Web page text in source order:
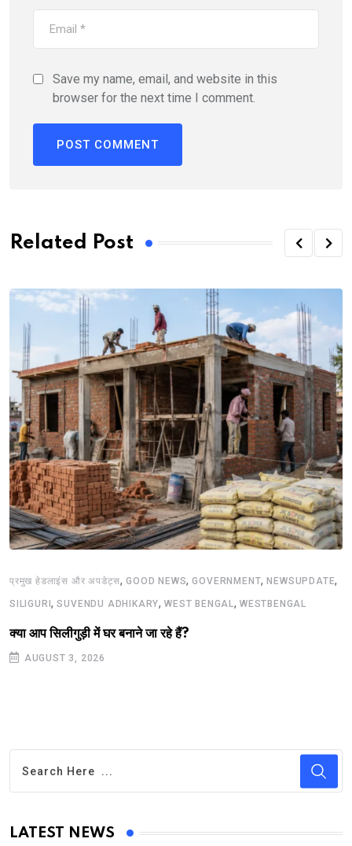
Save my name, email, and website in this
browser for the next time I comment.
Related Post
प्रमुख हेडलाइंस और अपडेट्स,GOOD NEWS,GOVERNMENT,NEWSUPDATE,
SILIGURI,SUVENDU ADHIKARY,WEST BENGAL,WESTBENGAL
क्या आप सिलीगुड़ी में घर बनाने जा रहे हैं?
AUGUST 3, 2026
LATEST NEWS